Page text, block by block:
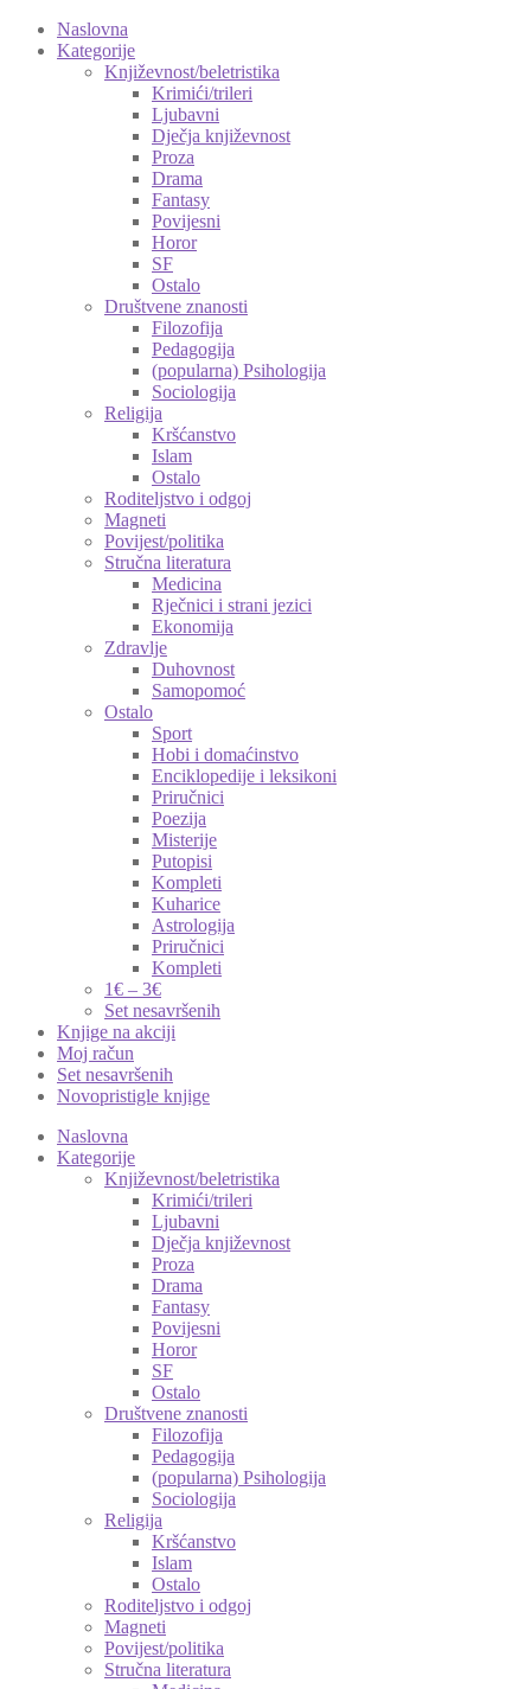
Naslovna
Kategorije
Književnost/beletristika
Krimići/trileri
Ljubavni
Dječja književnost
Proza
Drama
Fantasy
Povijesni
Horor
SF
Ostalo
Društvene znanosti
Filozofija
Pedagogija
(popularna) Psihologija
Sociologija
Religija
Kršćanstvo
Islam
Ostalo
Roditeljstvo i odgoj
Magneti
Povijest/politika
Stručna literatura
Medicina
Rječnici i strani jezici
Ekonomija
Zdravlje
Duhovnost
Samopomoć
Ostalo
Sport
Hobi i domaćinstvo
Enciklopedije i leksikoni
Priručnici
Poezija
Misterije
Putopisi
Kompleti
Kuharice
Astrologija
Priručnici
Kompleti
1€ – 3€
Set nesavršenih
Knjige na akciji
Moj račun
Set nesavršenih
Novopristigle knjige
Naslovna
Kategorije
Književnost/beletristika
Krimići/trileri
Ljubavni
Dječja književnost
Proza
Drama
Fantasy
Povijesni
Horor
SF
Ostalo
Društvene znanosti
Filozofija
Pedagogija
(popularna) Psihologija
Sociologija
Religija
Kršćanstvo
Islam
Ostalo
Roditeljstvo i odgoj
Magneti
Povijest/politika
Stručna literatura